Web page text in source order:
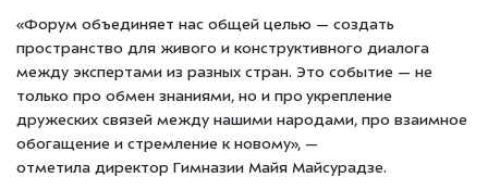
«Форум объединяет нас общей целью — создать
пространство для живого и конструктивного диалога
между экспертами из разных стран. Это событие — не
только про обмен знаниями, но и про укрепление
дружеских связей между нашими народами, про взаимное
обогащение и стремление к новому», —
отметила директор Гимназии Майя Майсурадзе.